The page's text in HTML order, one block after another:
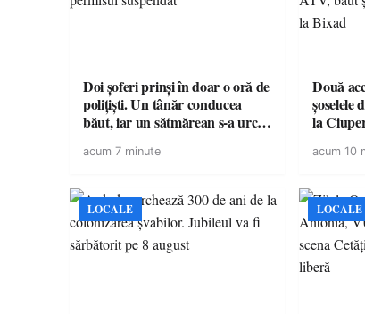
Doi șoferi prinși în doar o oră de
polițiști. Un tânăr conducea
băut, iar un sătmărean s-a urcat
acum 7 minute
Două
șoselele
la
acum 10
LOCALE LOCALE